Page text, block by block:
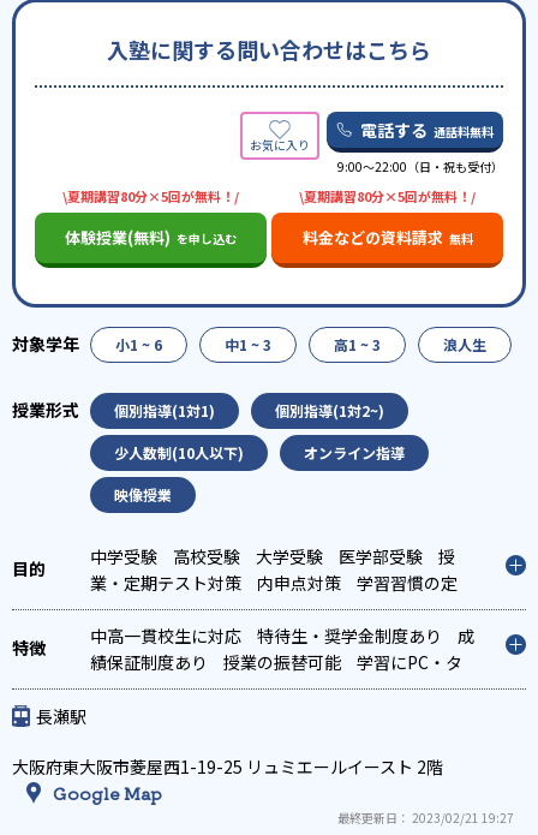
入塾に関する問い合わせはこちら
電話する 通話料無料
9:00～22:00（日・祝も受付）
\夏期講習80分×5回が無料！/
体験授業(無料) を申し込む
\夏期講習80分×5回が無料！/
料金などの資料請求 無料
小1 ~ 6 中1 ~ 3 高1 ~ 3 浪人生
個別指導(1対1) 個別指導(1対2~)
少人数制(10人以下) オンライン指導
映像授業
中学受験 高校受験 大学受験 医学部受験
授
業・定期テスト対策
内申点対策
学習習慣の定
着
総合型選抜(旧AO)対策 推薦入試対策
学校別
特化対策
国公立大対策 私大対策
共通テスト対
策
英検(英語検定)対策 漢検(漢字検定)対策
数
学特化対策
英語・英会話特化対策
その他科目別
中高一貫校生に対応 特待生・奨学金制度あり
成
績保証制度あり
授業の振替可能
学習にPC・タ
ブレットを利用
オンライン対応
1科目から受講
長瀬駅
大阪府東大阪市菱屋西1-19-25 リュミエールイースト 2階
Google Map
最終更新日： 2023/02/21 19:27